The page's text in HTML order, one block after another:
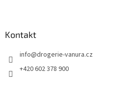
Kontakt
info@drogerie-vanura.cz
+420 602 378 900